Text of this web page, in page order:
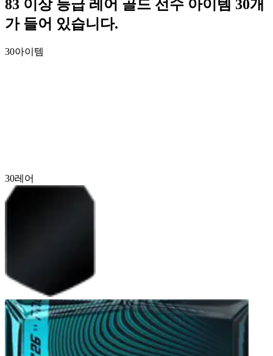
83 이상 등급 레어 골드 선수 아이템 30개
가 들어 있습니다.
30아이템
30레어